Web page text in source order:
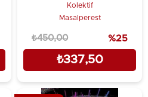
Kolektif
Masalperest
₺337,50
₺450,00 %25